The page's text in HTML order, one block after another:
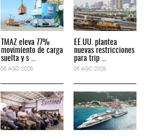
TMAZ eleva 77%
movimiento de carga
suelta y s ...
05 AGO 2026
EE.UU. plantea
nuevas restricciones
para trip ...
05 AGO 2026